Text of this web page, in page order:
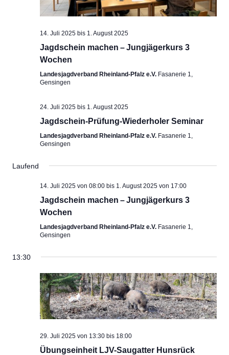
14. Juli 2025 bis 1. August 2025
Jagdschein machen – Jungjägerkurs 3
Wochen
Landesjagdverband Rheinland-Pfalz e.V. Fasanerie 1,
Gensingen
24. Juli 2025 bis 1. August 2025
Jagdschein-Prüfung-Wiederholer Seminar
Landesjagdverband Rheinland-Pfalz e.V. Fasanerie 1,
Gensingen
Laufend
14. Juli 2025 von 08:00 bis 1. August 2025 von 17:00
Jagdschein machen – Jungjägerkurs 3
Wochen
Landesjagdverband Rheinland-Pfalz e.V. Fasanerie 1,
Gensingen
13:30
29. Juli 2025 von 13:30 bis 18:00
Übungseinheit LJV-Saugatter Hunsrück